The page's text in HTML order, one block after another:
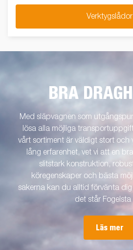
Verktygslådor
BRA
Med släpvagnen som
lösa alla möjliga
vårt sortiment är väldigt stort och
lång erfarenhet, vet vi att en
slitstark konstruktion,
köregenskaper och bästa
sakerna kan du alltid förvänta
det står
Läs mer